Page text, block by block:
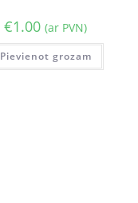
€1.00 (ar PVN)
Pievienot grozam